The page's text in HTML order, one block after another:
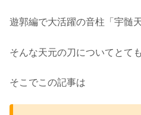
遊郭編で大活躍の音柱「宇髄天
そんな天元の刀についてとて
そこでこの記事は